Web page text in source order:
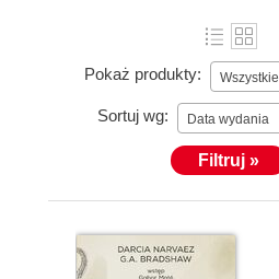
Pokaż produkty: Wszystkie
Sortuj wg: Data wydania
Filtruj »